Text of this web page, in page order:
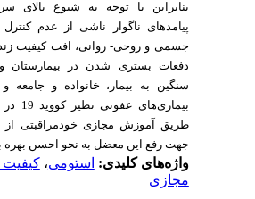
بنابراین با توجه به شیوع بالای
پیامدهای ناگوار ناشی از عدم
جسمی و روحی- روانی، افت کیفیت
دفعات بستری شدن در بیمارستان و
سنگین به بیمار، خانواده و جامعه و
بیماری‌های
طریق آموزش مجازی خودمراقبتی از
جهت رفع این معضل به نحو احسن بهره
واژه‌های کلیدی:استومی،کیفیت
مجازی